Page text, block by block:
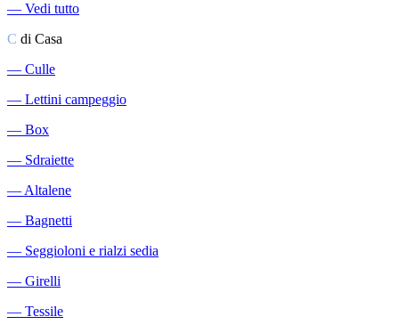
― Vedi tutto
C di Casa
― Culle
― Lettini campeggio
― Box
― Sdraiette
―Altalene
― Bagnetti
― Seggioloni e rialzi sedia
― Girelli
― Tessile